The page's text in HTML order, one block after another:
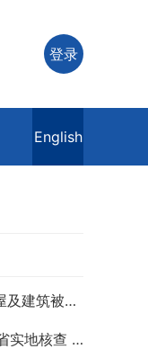
登录
English
卫星影像显示柬泰边境627处房屋及建筑被夷平 人权组织呼吁保护平民财产
东盟观察员继续赴柬埔寨柏威夏省实地核查 走访遭袭柬埔寨平民村庄